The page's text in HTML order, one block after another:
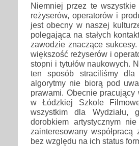
Niemniej przez te wszystkie
reżyserów, operatorów i
jest obecny w naszej
polegająca na stałych
zawodzie znaczące
większość reżyserów i
stopni i tytułów naukowych.
ten sposób straciliśmy dla
algorytmy nie biorą pod
prawami. Obecnie
w Łódzkiej Szkole
wszystkim dla Wydziału,
dorobkiem artystycznym
zainteresowany
bez względu na ich status